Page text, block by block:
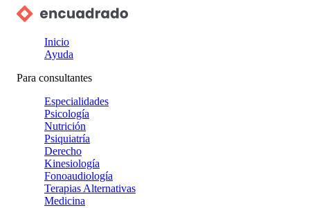
Inicio
Ayuda
Para consultantes
Especialidades
Psicología
Nutrición
Psiquiatría
Derecho
Kinesiología
Fonoaudiología
Terapias Alternativas
Medicina